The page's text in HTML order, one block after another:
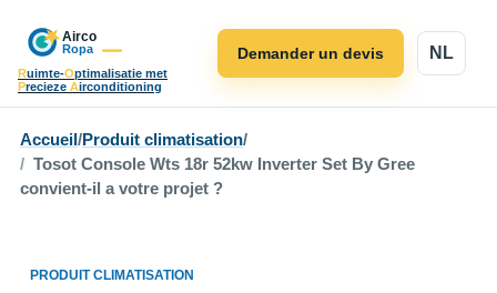
Ruimte-Optimalisatie met
Precieze Airconditioning
NL
Demander un devis
Accueil /Produit climatisation/
Tosot Console Wts 18r 52kw Inverter Set By Gree
convient-il a votre projet ?
PRODUIT CLIMATISATION